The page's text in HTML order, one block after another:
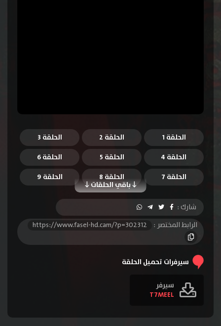
الحلقة 1 الحلقة 2
الحلقة 3
الحلقة 4
الحلقة 5 الحلقة 6
باقي الحلقات
الحلقة 7 الحلقة 8
الحلقة 9
الحلقة 10
الحلقة 11
الحلقة 12
الحلقة 13
الحلقة 14
الحلقة 15
شارك :
الرابط المختصر :
https://www.fasel-hd.cam/?p=302312
سيرفرات تحميل الحلقة
سيرفر
T7MEEL